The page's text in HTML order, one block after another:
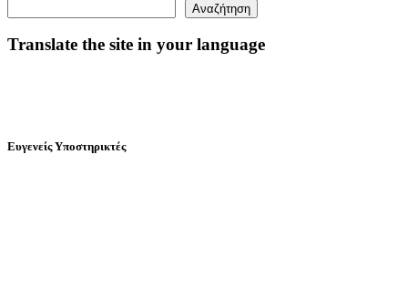
Αναζήτηση
Translate the site in your language
Ευγενείς Υποστηρικτές